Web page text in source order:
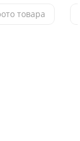
товара